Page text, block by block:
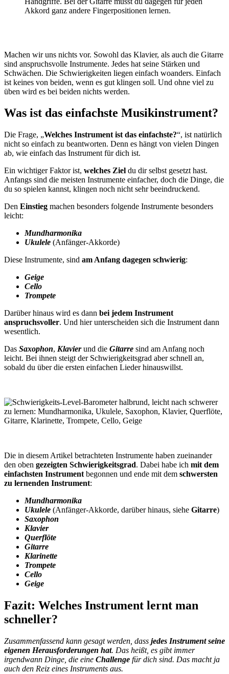
Akkord ganz andere Fingerpositionen lernen.
Machen wir uns nichts vor. Sowohl das Klavier, als auch die Gitarre
sind anspruchsvolle Instrumente. Jedes hat seine Stärken und
Schwächen. Die Schwierigkeiten liegen einfach woanders. Einfach
ist keines von beiden, wenn es gut klingen soll. Und ohne viel zu
üben wird es bei beiden nichts werden.
Was ist das einfachste Musikinstrument?
Die Frage, „Welches Instrument ist das einfachste?“, ist natürlich
nicht so einfach zu beantworten. Denn es hängt von vielen Dingen
ab, wie einfach das Instrument für dich ist.
Ein wichtiger Faktor ist, welches Ziel du dir selbst gesetzt hast.
Anfangs sind die meisten Instrumente einfacher, doch die Dinge, die
du so spielen kannst, klingen noch nicht sehr beeindruckend.
Den Einstieg machen besonders folgende Instrumente besonders
leicht:
Mundharmonika
Ukulele (Anfänger-Akkorde)
Diese Instrumente, sind am Anfang dagegen schwierig:
Geige
Cello
Trompete
Darüber hinaus wird es dann bei jedem Instrument
anspruchsvoller. Und hier unterscheiden sich die Instrument dann
wesentlich.
Das Saxophon, Klavierund die Gitarre sind am Anfang noch
leicht. Bei ihnen steigt der Schwierigkeitsgrad aber schnell an,
sobald du über die ersten einfachen Lieder hinauswillst.
Die in diesem Artikel betrachteten Instrumente haben zueinander
den oben gezeigten Schwierigkeitsgrad. Dabei habe ich mit dem
einfachsten Instrument begonnen und ende mit dem schwersten
zu lernenden Instrument:
Mundharmonika
Ukulele (Anfänger-Akkorde, darüber hinaus, siehe Gitarre)
Saxophon
Klavier
Querflöte
Gitarre
Klarinette
Trompete
Cello
Geige
Fazit: Welches Instrument lernt man
schneller?
Zusammenfassend kann gesagt werden, dass jedes Instrument seine
eigenen Herausforderungen hat. Das heißt, es gibt immer
irgendwann Dinge, die eine Challenge für dich sind. Das macht ja
auch den Reiz eines Instruments aus.